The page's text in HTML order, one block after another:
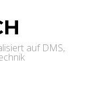
auf DMS,